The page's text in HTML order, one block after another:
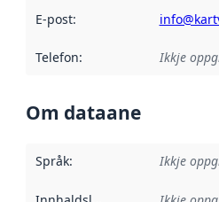
E-post:
Telefon: Ikkje
Om dataane
Språk: Ikkje